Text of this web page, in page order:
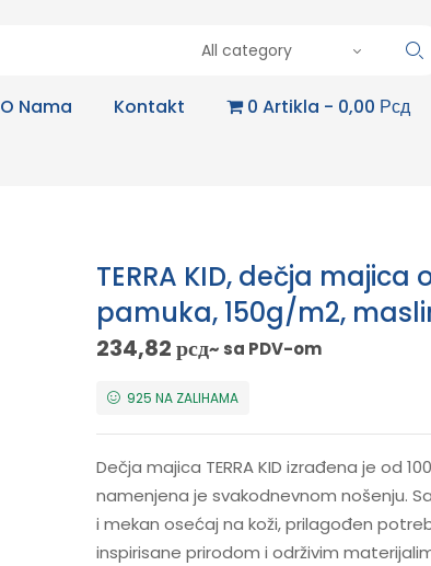
All category
O Nama Kontakt 0 Artikla 0,00 Рсд
TERRA KID, dečja
pamuka, 150g/m2,
234,82рсд~ sa PDV-om
925 NA ZALIHAMA
Dečja majica TERRA KID izrađena je od
namenjena je svakodnevnom nošenju.
i mekan osećaj na koži, prilagođen
inspirisane prirodom i održivim